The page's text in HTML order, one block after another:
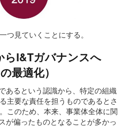
つ見ていくことにする。
らI&Tガバナンスへ
最適化）
あるという認識から、特定の組織
主要な責任を担うものであるとさ
このため、本来、事業体全体に関
が偏ったものとなることが多かっ